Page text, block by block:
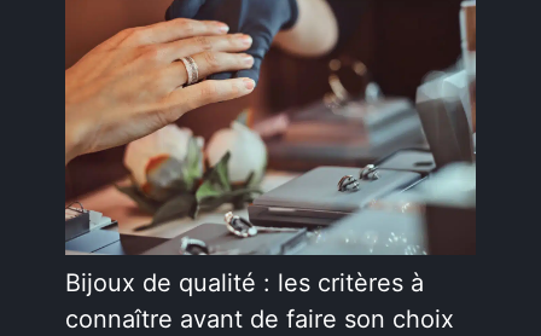
Bijoux de qualité : les critères à
connaître avant de faire son choix